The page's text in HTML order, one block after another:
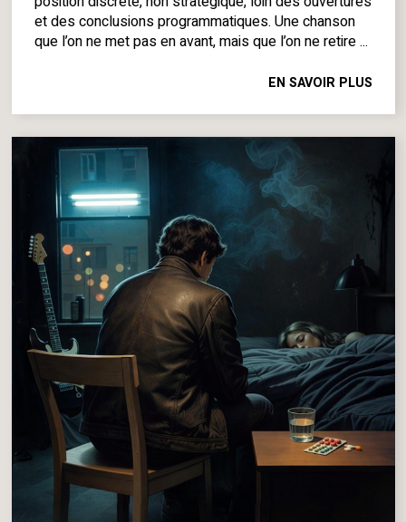
et des conclusions programmatiques. Une chanson
que l’on ne met pas en avant, mais que l’on ne retire ...
EN SAVOIR PLUS